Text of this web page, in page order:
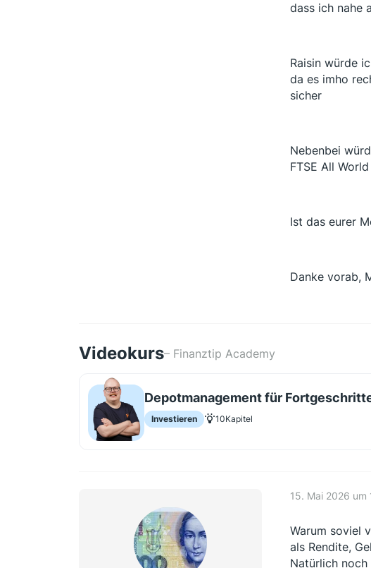
dass ich nahe
Raisin würde
da es imho
sicher
Nebenbei
FTSE All
Ist das eurer
Danke vorab,
Videokurs– Finanztip Academy
Depotmanagement für
Investieren 10Kapitel
15. Mai 2026 um
Warum soviel
als Rendite,
Natürlich